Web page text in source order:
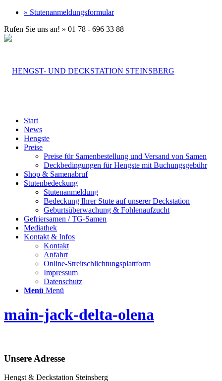
» Stutenanmeldungsformular
Rufen Sie uns an! » 01 78 - 696 33 88
Start
News
Hengste
Preise
Preise für Samenbestellung und Versand von Samen
Deckbedingungen für Hengste mit Buchungsgebühr
Shop & Samenabruf
Stutenbedeckung
Stutenanmeldung
Bedeckung Ihrer Stute auf unserer Deckstation
Geburtsüberwachung & Fohlenaufzucht
Gefriersamen / TG-Samen
Mediathek
Kontakt & Infos
Kontakt
Anfahrt
Online-Streitschlichtungsplattform
Impressum
Datenschutz
Menü Menü
main-jack-delta-olena
Unsere Adresse
Hengst & Deckstation Steinsberg